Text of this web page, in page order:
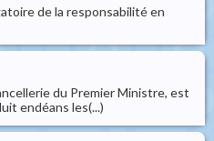
de la responsabilité en
du Premier Ministre, est
endéans les(...)